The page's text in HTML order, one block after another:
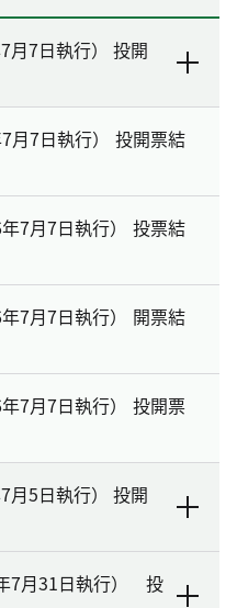
月7日執行） 投開
月7日執行） 投開票結
7月7日執行） 投票結
7月7日執行） 開票結
7月7日執行） 投開票
月5日執行） 投開
7月31日執行） 投